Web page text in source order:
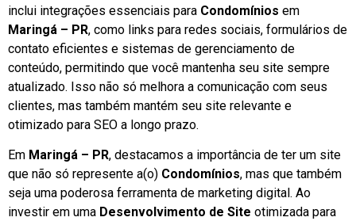
inclui integrações essenciais para Condomínios em
Maringá – PR, como links para redes sociais, formulários de
contato eficientes e sistemas de gerenciamento de
conteúdo, permitindo que você mantenha seu site sempre
atualizado. Isso não só melhora a comunicação com seus
clientes, mas também mantém seu site relevante e
otimizado para SEO a longo prazo.
Em Maringá – PR, destacamos a importância de ter um site
que não só represente a(o) Condomínios, mas que também
seja uma poderosa ferramenta de marketing digital. Ao
investir em uma Desenvolvimento de Site otimizada para